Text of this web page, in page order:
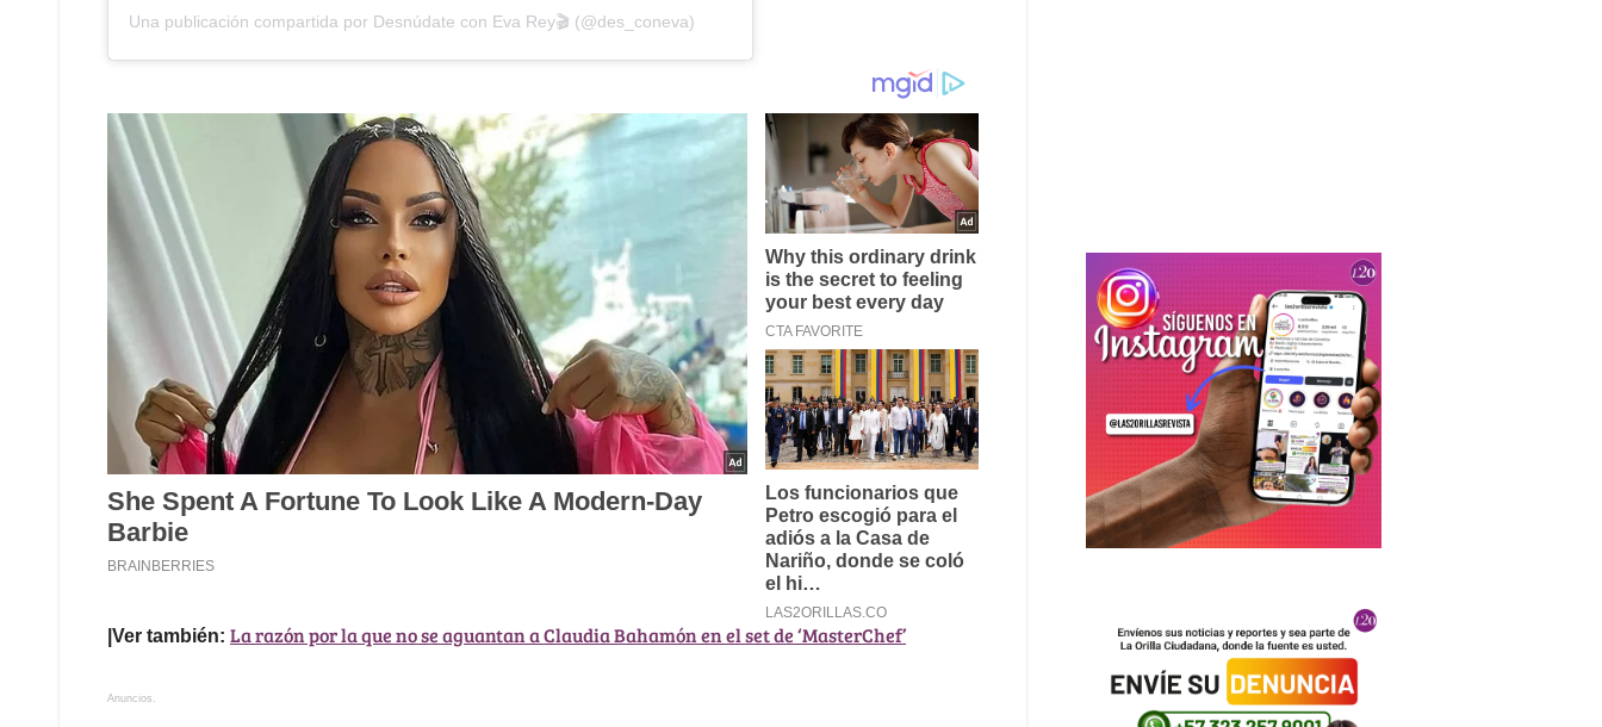
Una publicación compartida por Desnúdate con Eva Rey🎬 (@des_coneva)
|Ver también: La razón por la que no se aguantan a Claudia Bahamón en el set de ‘MasterChef’
Anuncios.